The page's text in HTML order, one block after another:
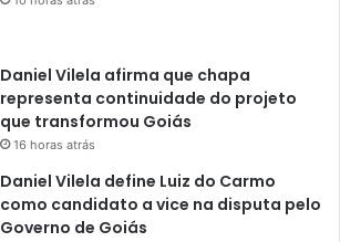
Daniel Vilela afirma que chapa
representa continuidade do projeto
que transformou Goiás
16 horas atrás
Daniel Vilela define Luiz do Carmo
como candidato a vice na disputa pelo
Governo de Goiás